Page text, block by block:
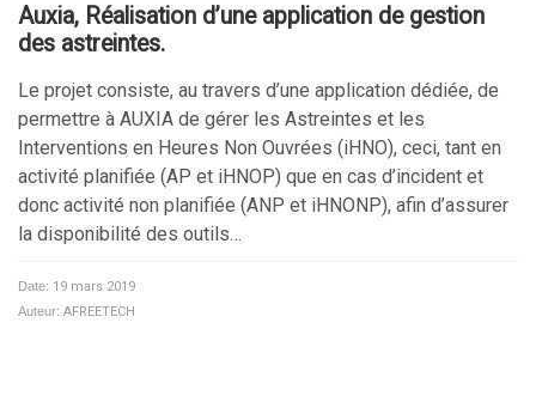
Auxia, Réalisation d’une application de gestion
des astreintes.
Le projet consiste, au travers d’une application dédiée, de
permettre à AUXIA de gérer les Astreintes et les
Interventions en Heures Non Ouvrées (iHNO), ceci, tant en
activité planifiée (AP et iHNOP) que en cas d’incident et
donc activité non planifiée (ANP et iHNONP), afin d’assurer
la disponibilité des outils…
Date: 19 mars 2019
Auteur: AFREETECH